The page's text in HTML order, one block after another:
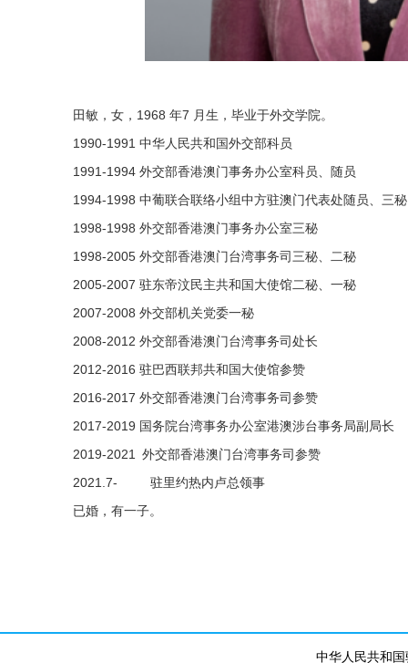
田敏，女，1968 年7 月生，毕业于外交学院。
1990-1991 中华人民共和国外交部科员
1991-1994 外交部香港澳门事务办公室科员、随员
1994-1998 中葡联合联络小组中方驻澳门代表处随员、
1998-1998 外交部香港澳门事务办公室三秘
1998-2005 外交部香港澳门台湾事务司三秘、二秘
2005-2007 驻东帝汶民主共和国大使馆二秘、一秘
2007-2008 外交部机关党委一秘
2008-2012 外交部香港澳门台湾事务司处长
2012-2016 驻巴西联邦共和国大使馆参赞
2016-2017 外交部香港澳门台湾事务司参赞
2017-2019 国务院台湾事务办公室港澳涉台事务局副局
2019-2021 外交部香港澳门台湾事务司参赞
2021.7- 驻里约热内卢总领事
已婚，有一子。
中华人民共和